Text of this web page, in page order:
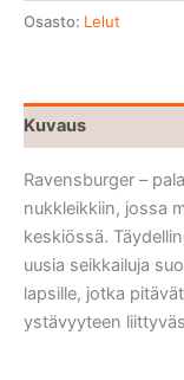
Osasto: Lelut
Kuvaus
Ravensburger –
nukkleikkiin, jossa
keskiössä.
uusia seikkailuja
lapsille, jotka
ystävyyteen